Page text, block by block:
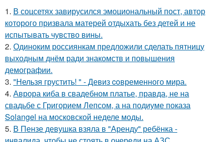
1. В соцсетях завирусился эмоциональный пост, автор
которого призвала матерей отдыхать без детей и не
испытывать чувство вины.
2. Одиноким россиянкам предложили сделать пятницу
выходным днём ради знакомств и повышения
демографии.
3. "Нельзя грустить! " - Девиз coвременного мира.
4. Аврора киба в свадебном платье, правда, не на
свадьбе с Григорием Лепсом, а на подиуме показа
Solangel на московской неделе моды.
5. В Пензе девушка взяла в "Аренду" ребёнка -